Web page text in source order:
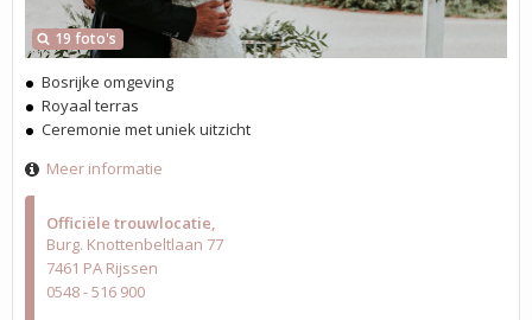
Officiële trouwlocatie
Burg. Knottenbeltlaan 77
7461 PA Rijssen
0548 - 516 900
19 foto's
Bosrijke omgeving
Royaal terras
Ceremonie met uniek uitzicht
Meer informatie